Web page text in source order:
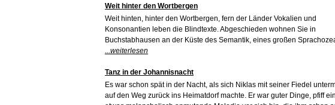
Weit hinter den Wortbergen
Weit hinten, hinter den Wortbergen, fern der Länder Vokalien und
Konsonantien leben die Blindtexte. Abgeschieden wohnen Sie in
Buchstabhausen an der Küste des Semantik, eines großen
...weiterlesen
Tanz in der Johannisnacht
Es war schon spät in der Nacht, als sich Niklas mit seiner Fiedel
auf den Weg zurück ins Heimatdorf machte. Er war guter Dinge, pfiff